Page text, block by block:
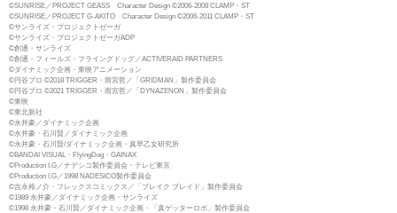
©SUNRISE／PROJECT GEASS Character Design ©2006-2008 CLAMP・ST
©SUNRISE／PROJECT G-AKITO Character Design ©2006-2011 CLAMP・ST
©サンライズ・プロジェクトゼーガ
©サンライズ・プロジェクトゼーガADP
©創通・サンライズ
©創通・フィールズ・フライングドッグ／ACTIVERAID PARTNERS
©ダイナミック企画・東映アニメーション
©円谷プロ ©2018 TRIGGER・雨宮哲／「GRIDMAN」製作委員会
©円谷プロ ©2021 TRIGGER・雨宮哲／「DYNAZENON」製作委員会
©東映
©東北新社
©永井豪／ダイナミック企画
©永井豪・石川賢／ダイナミック企画
©永井豪・石川賢/ダイナミック企画・真早乙女研究所
©BANDAI VISUAL・FlyingDog・GAINAX
©Production I.G／ナデシコ製作委員会・テレビ東京
©Production I.G／1998 NADESICO製作委員会
©吉永裕ノ介・フレックスコミックス／「ブレイク ブレイド」製作委員会
©1989 永井豪／ダイナミック企画・サンライズ
©1998 永井豪・石川賢／ダイナミック企画・「真ゲッターロボ」製作委員会